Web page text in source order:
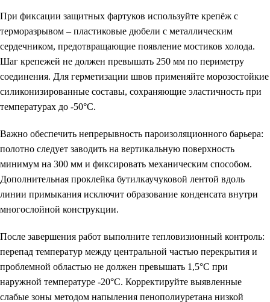
При фиксации защитных фартуков используйте крепёж с
терморазрывом – пластиковые дюбели с металлическим
сердечником, предотвращающие появление мостиков холода.
Шаг крепежей не должен превышать 250 мм по периметру
соединения. Для герметизации швов применяйте морозостойкие
силиконизированные составы, сохраняющие эластичность при
температурах до -50°C.
Важно обеспечить непрерывность пароизоляционного барьера:
полотно следует заводить на вертикальную поверхность
минимум на 300 мм и фиксировать механическим способом.
Дополнительная проклейка бутилкаучуковой лентой вдоль
линии примыкания исключит образование конденсата внутри
многослойной конструкции.
После завершения работ выполните тепловизионный контроль:
перепад температур между центральной частью перекрытия и
проблемной областью не должен превышать 1,5°C при
наружной температуре -20°C. Корректируйте выявленные
слабые зоны методом напыления пенополиуретана низкой